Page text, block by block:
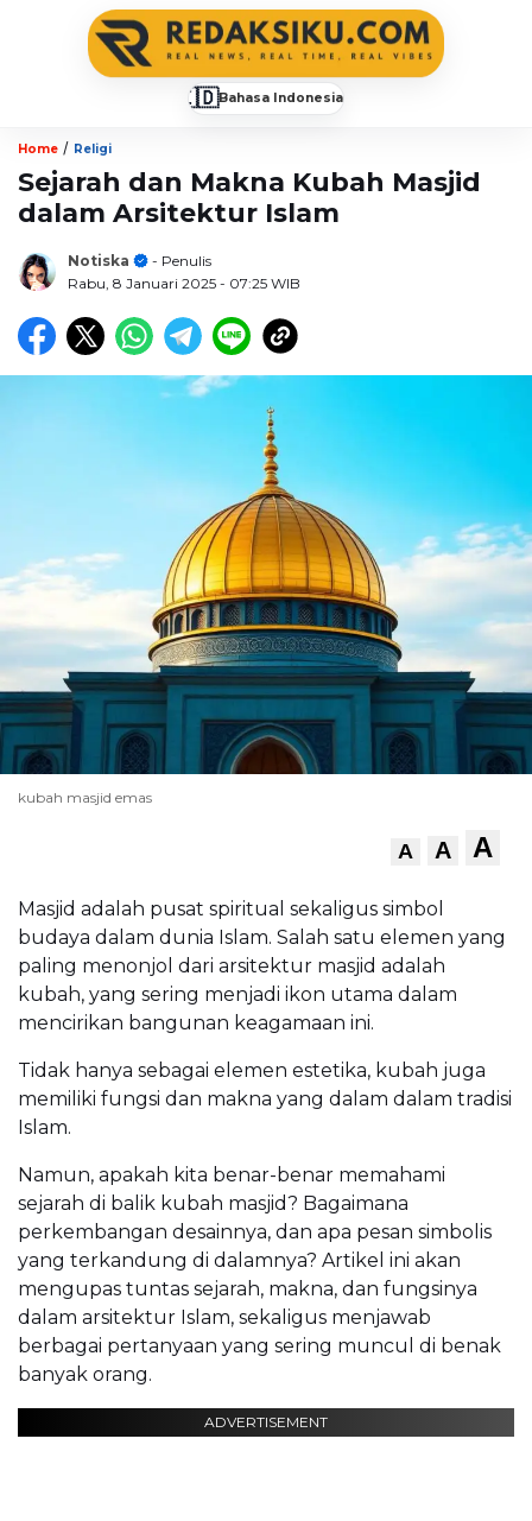
🇮🇩Bahasa Indonesia
Home / Religi
Sejarah dan Makna Kubah Masjid
dalam Arsitektur Islam
Notiska
- Penulis
Rabu, 8 Januari 2025 - 07:25 WIB
kubah masjid emas
A A A
Masjid adalah pusat spiritual sekaligus simbol
budaya dalam dunia Islam. Salah satu elemen yang
paling menonjol dari arsitektur masjid adalah
kubah, yang sering menjadi ikon utama dalam
mencirikan bangunan keagamaan ini.
Tidak hanya sebagai elemen estetika, kubah juga
memiliki fungsi dan makna yang dalam dalam tradisi
Islam.
Namun, apakah kita benar-benar memahami
sejarah di balik kubah masjid? Bagaimana
perkembangan desainnya, dan apa pesan simbolis
yang terkandung di dalamnya? Artikel ini akan
mengupas tuntas sejarah, makna, dan fungsinya
dalam arsitektur Islam, sekaligus menjawab
berbagai pertanyaan yang sering muncul di benak
banyak orang.
ADVERTISEMENT